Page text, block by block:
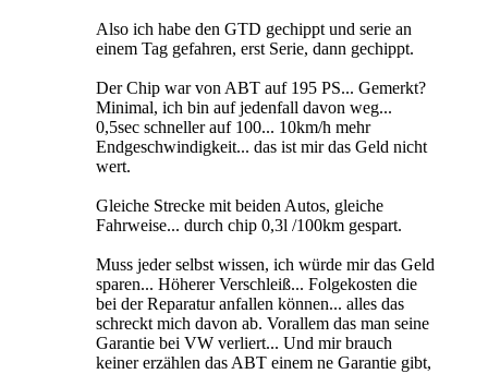
Also ich habe den GTD gechippt und serie an
einem Tag gefahren, erst Serie, dann gechippt.
Der Chip war von ABT auf 195 PS... Gemerkt?
Minimal, ich bin auf jedenfall davon weg...
0,5sec schneller auf 100... 10km/h mehr
Endgeschwindigkeit... das ist mir das Geld nicht
wert.
Gleiche Strecke mit beiden Autos, gleiche
Fahrweise... durch chip 0,3l /100km gespart.
Muss jeder selbst wissen, ich würde mir das Geld
sparen... Höherer Verschleiß... Folgekosten die
bei der Reparatur anfallen können... alles das
schreckt mich davon ab. Vorallem das man seine
Garantie bei VW verliert... Und mir brauch
keiner erzählen das ABT einem ne Garantie gibt,